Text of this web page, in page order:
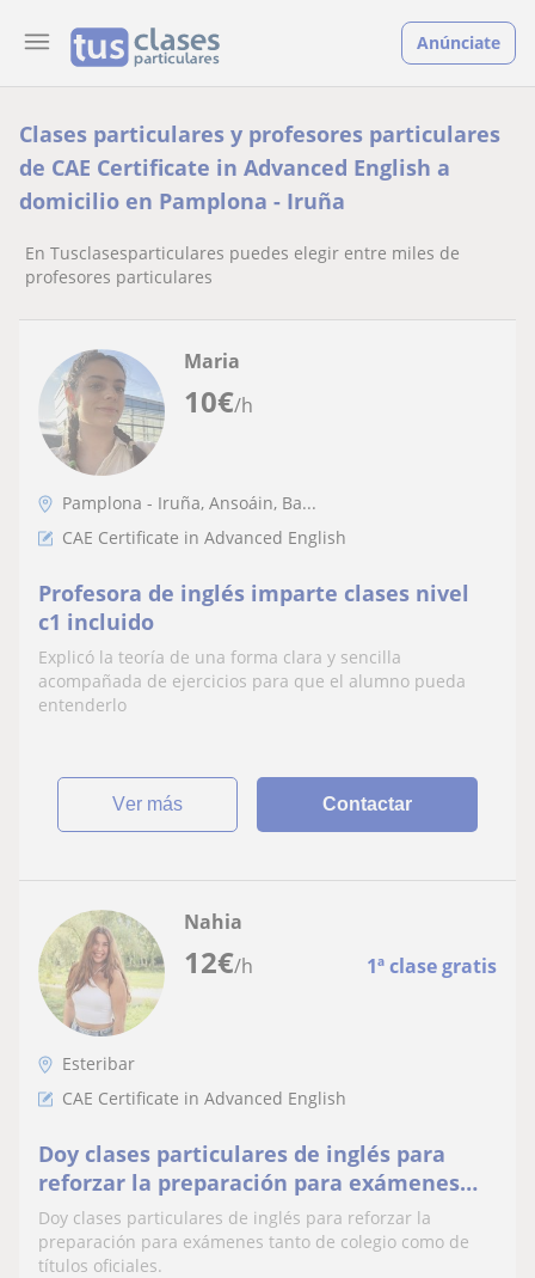
Anúnciate
Clases particulares y profesores particulares
de CAE Certificate in Advanced English a
domicilio en Pamplona - Iruña
En Tusclasesparticulares puedes elegir entre miles de
profesores particulares
10€/h
Maria
Pamplona - Iruña, Ansoáin, Ba...
CAE Certificate in Advanced English
Profesora de inglés imparte clases nivel
c1 incluido
Explicó la teoría de una forma clara y sencilla
acompañada de ejercicios para que el alumno pueda
entenderlo
ver más Contactar
12€/h 1ª clase gratis
Nahia
Esteribar
CAE Certificate in Advanced English
Doy clases particulares de inglés para
reforzar la preparación para exámenes
tanto de colegio como de títulos oficiales
Doy clases particulares de inglés para reforzar la
preparación para exámenes tanto de colegio como de
títulos oficiales.